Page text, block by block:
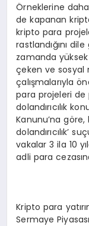
Örneklerine
de kapanan
kripto para
rastlandığını
zamanda yüksek
çeken ve sosyal
çalışmalarıyla
para projeleri
dolandırıcılık
Kanunu’na göre,
dolandırıcılık’
vakalar 3 ila 10
adli para
Kripto para
Sermaye